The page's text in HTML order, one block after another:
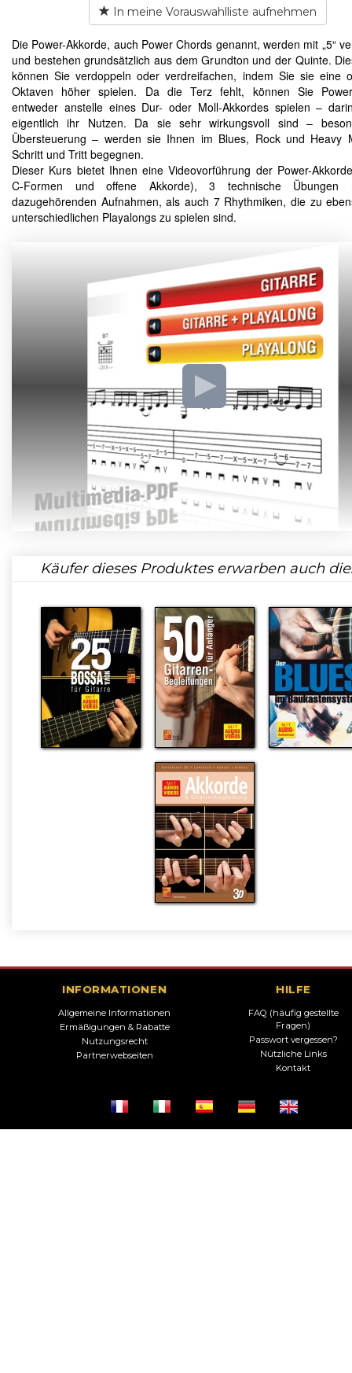
In meine Vorauswahlliste aufnehmen
Die Power-Akkorde, auch Power Chords genannt, werden mit „5“
und bestehen grundsätzlich aus dem Grundton und der Quinte.
können Sie verdoppeln oder verdreifachen, indem Sie sie eine
Oktaven höher spielen. Da die Terz fehlt, können Sie
entweder anstelle eines Dur- oder Moll-Akkordes spielen –
eigentlich ihr Nutzen. Da sie sehr wirkungsvoll sind –
Übersteuerung – werden sie Ihnen im Blues, Rock und Heavy
Schritt und Tritt begegnen.
Dieser Kurs bietet Ihnen eine Videovorführung der Power-
C-Formen und offene Akkorde), 3 technische Übungen
dazugehörenden Aufnahmen, als auch 7 Rhythmiken, die zu
unterschiedlichen Playalongs zu spielen sind.
Käufer dieses Produktes erwarben auch
INFORMATIONEN
Allgemeine Informationen
Ermäßigungen & Rabatte
Nutzungsrecht
Partnerwebseiten
HILFE
FAQ (häufig gestellte
Fragen)
Passwort vergessen?
Nützliche Links
Kontakt